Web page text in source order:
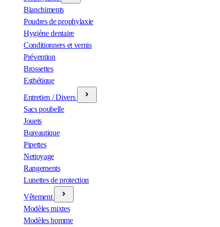
Blanchiments
Poudres de prophylaxie
Hygiène dentaire
Conditionners et vernis
Prévention
Brossettes
Esthétique
Entretien / Divers
Sacs poubelle
Jouets
Bureautique
Pipettes
Nettoyage
Rangements
Lunettes de protection
Vêtement
Modèles mixtes
Modèles homme